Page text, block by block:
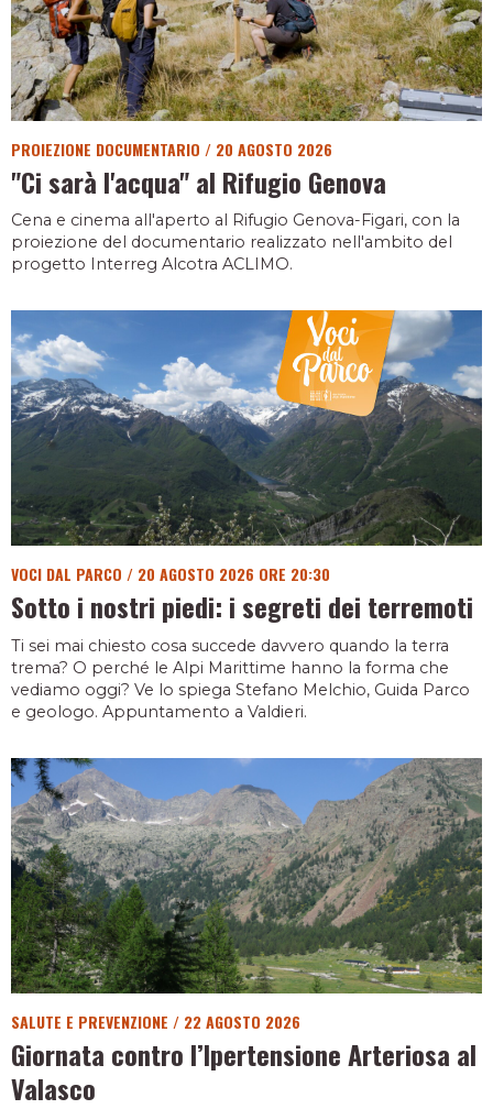
PROIEZIONE DOCUMENTARIO / 20 AGOSTO 2026
"Ci sarà l'acqua" al Rifugio Genova
Cena e cinema all'aperto al Rifugio Genova-Figari, con la
proiezione del documentario realizzato nell'ambito del
progetto Interreg Alcotra ACLIMO.
VOCI DAL PARCO / 20 AGOSTO 2026 ORE 20:30
Sotto i nostri piedi: i segreti dei terremoti
Ti sei mai chiesto cosa succede davvero quando la terra
trema? O perché le Alpi Marittime hanno la forma che
vediamo oggi? Ve lo spiega Stefano Melchio, Guida Parco
e geologo. Appuntamento a Valdieri.
SALUTE E PREVENZIONE / 22 AGOSTO 2026
Giornata contro l’Ipertensione Arteriosa al
Valasco